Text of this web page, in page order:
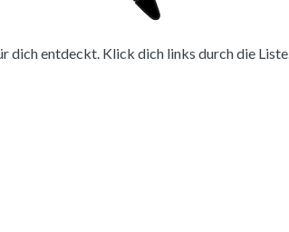
dich entdeckt. Klick dich links durch die Liste.